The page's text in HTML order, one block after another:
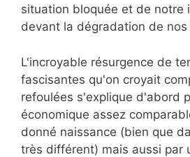
situation bloquée et de notre
devant la dégradation de
L'incroyable résurgence de
fascisantes qu'on croyait
refoulées s'explique d'abord
économique assez
donné naissance (bien que
très différent) mais aussi par